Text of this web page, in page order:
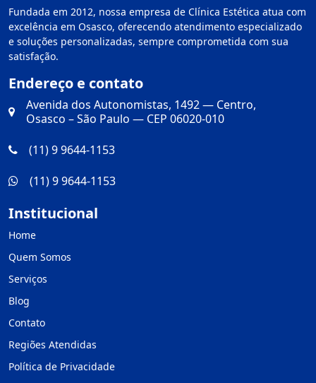
Fundada em 2012, nossa empresa de Clínica Estética atua com
excelência em Osasco, oferecendo atendimento especializado
e soluções personalizadas, sempre comprometida com sua
satisfação.
Endereço e contato
Avenida dos Autonomistas, 1492 — Centro,
Osasco – São Paulo — CEP 06020-010
(11) 9 9644-1153
(11) 9 9644-1153
Institucional
Home
Quem Somos
Serviços
Blog
Contato
Regiões Atendidas
Política de Privacidade